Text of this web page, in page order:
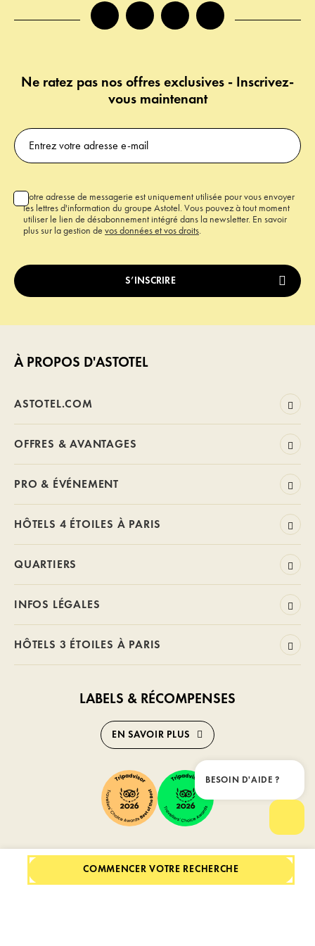
COMMENCER VOTRE RECHERCHE
facebookinstagramtwitter tiktok
Ne ratez pas nos offres exclusives - Inscrivez-
vous maintenant
Votre adresse de messagerie est uniquement utilisée pour vous envoyer
les lettres d'information du groupe Astotel. Vous pouvez à tout moment
utiliser le lien de désabonnement intégré dans la newsletter. En savoir
plus sur la gestion de vos données et vos droits.
À PROPOS D'ASTOTEL
ASTOTEL.COM
OFFRES & AVANTAGES
PRO & ÉVÉNEMENT
HÔTELS 4 ÉTOILES À PARIS
QUARTIERS
INFOS LÉGALES
HÔTELS 3 ÉTOILES À PARIS
LABELS & RÉCOMPENSES
EN SAVOIR PLUS
Credits: D-Edge
BESOIN D'AIDE ?